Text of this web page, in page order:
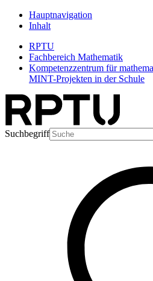
Hauptnavigation
Inhalt
RPTU
Fachbereich Mathematik
Kompetenzzentrum für
MINT-Projekten in der Schule
Suchbegriff